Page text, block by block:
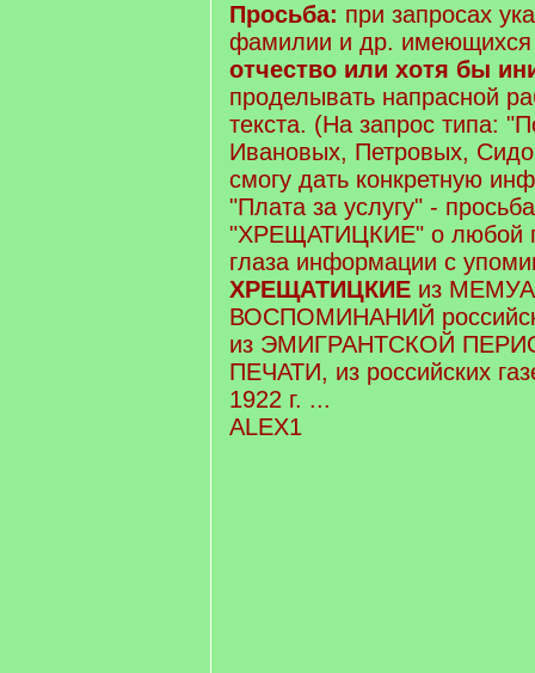
Просьба: при запросах
фамилии и др.
отчество или хотя бы
проделывать напрасной
текста. (На запрос типа:
Ивановых, Петровых,
смогу дать конкретную
"Плата за услугу" -
"ХРЕЩАТИЦКИЕ" о любой
глаза информации с
ХРЕЩАТИЦКИЕ из
ВОСПОМИНАНИЙ
из ЭМИГРАНТСКОЙ
ПЕЧАТИ, из российских
1922 г. ...
ALEX1